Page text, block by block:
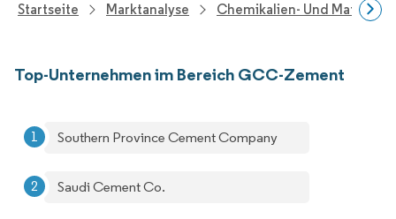
Startseite Marktanalyse Chemikalien- Und
Top-Unternehmen im Bereich GCC-Zement
Southern Province Cement Company
Saudi Cement Co.